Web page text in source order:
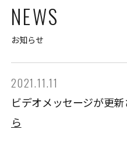
NEWS
お知らせ
2021.11.11
ビデオメッセージが更
ら